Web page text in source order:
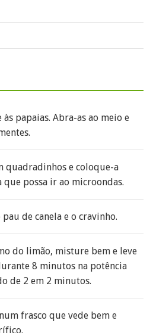
às papaias. Abra-as ao meio e
quadradinhos e coloque-a
que possa ir ao microondas.
pau de canela e o cravinho.
do limão, misture bem e leve
8 minutos na potência
de 2 em 2 minutos.
frasco que vede bem e